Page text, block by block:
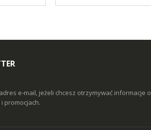
e-mail, jeżeli chcesz otrzymywać informacje o
promocjach.